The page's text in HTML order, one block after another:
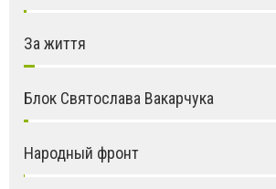
За життя
Блок Святослава Вакарчука
Народный фронт